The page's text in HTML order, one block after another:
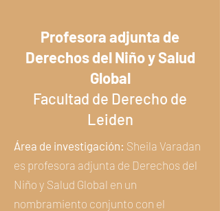
Profesora adjunta de
Derechos del Niño y Salud
Global
Facultad de Derecho de
Leiden
Área de investigación: Sheila Varadan
es profesora adjunta de Derechos del
Niño y Salud Global en un
nombramiento conjunto con el